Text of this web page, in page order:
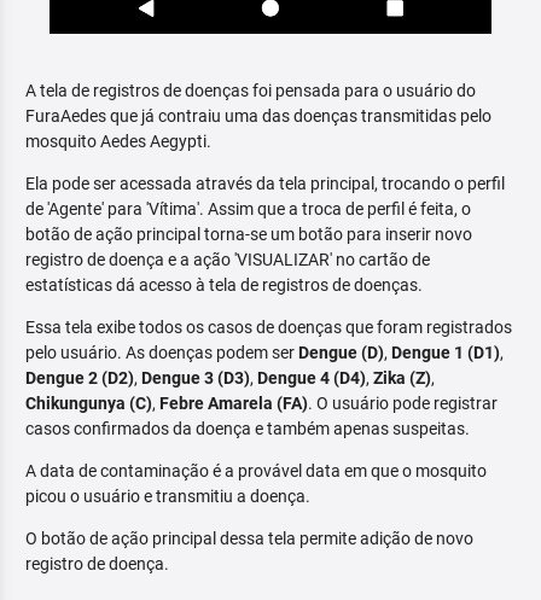
A tela de registros de doenças foi pensada para o usuário do
FuraAedes que já contraiu uma das doenças transmitidas pelo
mosquito Aedes Aegypti.
Ela pode ser acessada através da tela principal, trocando o perfil
de 'Agente' para 'Vítima'. Assim que a troca de perfil é feita, o
botão de ação principal torna-se um botão para inserir novo
registro de doença e a ação 'VISUALIZAR' no cartão de
estatísticas dá acesso à tela de registros de doenças.
Essa tela exibe todos os casos de doenças que foram registrados
pelo usuário. As doenças podem serDengue (D), Dengue 1 (D1),
Dengue 2 (D2), Dengue 3 (D3), Dengue 4 (D4), Zika (Z),
Chikungunya (C), Febre Amarela (FA). O usuário pode registrar
casos confirmados da doença e também apenas suspeitas.
A data de contaminação é a provável data em que o mosquito
picou o usuário e transmitiu a doença.
O botão de ação principal dessa tela permite adição de novo
registro de doença.